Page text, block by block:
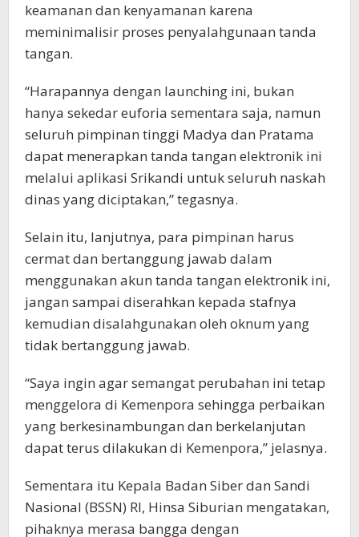
keamanan dan kenyamanan karena
meminimalisir proses penyalahgunaan tanda
tangan.
“Harapannya dengan launching ini, bukan
hanya sekedar euforia sementara saja, namun
seluruh pimpinan tinggi Madya dan Pratama
dapat menerapkan tanda tangan elektronik ini
melalui aplikasi Srikandi untuk seluruh naskah
dinas yang diciptakan,” tegasnya.
Selain itu, lanjutnya, para pimpinan harus
cermat dan bertanggung jawab dalam
menggunakan akun tanda tangan elektronik ini,
jangan sampai diserahkan kepada stafnya
kemudian disalahgunakan oleh oknum yang
tidak bertanggung jawab.
“Saya ingin agar semangat perubahan ini tetap
menggelora di Kemenpora sehingga perbaikan
yang berkesinambungan dan berkelanjutan
dapat terus dilakukan di Kemenpora,” jelasnya.
Sementara itu Kepala Badan Siber dan Sandi
Nasional (BSSN) RI, Hinsa Siburian mengatakan,
pihaknya merasa bangga dengan